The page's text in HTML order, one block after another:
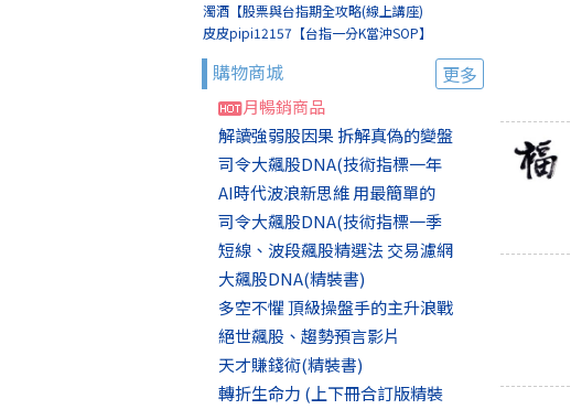
(8/2+8/9)】
濁酒【股票與台指期全攻略(線上講座)
(8/16+8/23)】
皮皮pipi12157【台指一分K當沖SOP】
購物商城 更多
月暢銷商品
解讀強弱股因果 拆解真偽的變盤
司令大飆股DNA(技術指標一年
AI時代波浪新思維 用最簡單的
司令大飆股DNA(技術指標一季
短線、波段飆股精選法 交易濾網
大飆股DNA(精裝書)
多空不懼 頂級操盤手的主升浪戰
絕世飆股、趨勢預言影片
天才賺錢術(精裝書)
轉折生命力 (上下冊合訂版精裝